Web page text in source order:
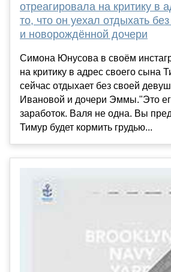
отреагировала на критику в
то, что он уехал отдыхать
и новорождённой дочери
Симона Юнусова в своём
на критику в адрес своего сына
сейчас отдыхает без своей
Ивановой и дочери Эммы."Это
заработок. Валя не одна. Вы
Тимур будет кормить грудью...